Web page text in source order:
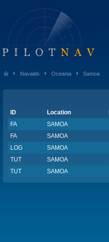
Navaids Oceania Samoa
ID Location
FA
SAMOA
FA
SAMOA
LOG
SAMOA
TUT
SAMOA
TUT
SAMOA